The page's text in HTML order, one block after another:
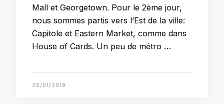
Mall et Georgetown. Pour le 2ème jour,
nous sommes partis vers l’Est de la ville:
Capitole et Eastern Market, comme dans
House of Cards. Un peu de métro …
28/01/2019